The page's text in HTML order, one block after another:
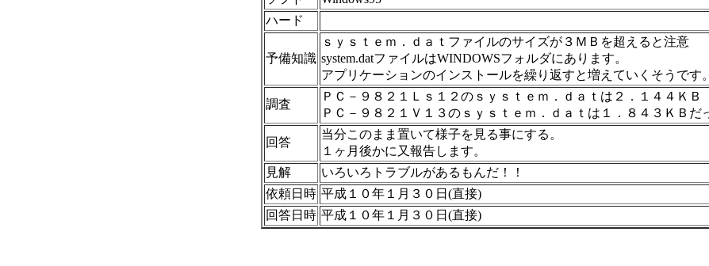
ハード
予備知識
ｓｙｓｔｅｍ．ｄａｔファイルのサイズが３ＭＢを超えると注意
system.datファイルはWINDOWSフォルダにあります。
アプリケーションのインストールを繰り返すと増えていくそうです。
調査
ＰＣ－９８２１Ｌｓ１２のｓｙｓｔｅｍ．ｄａｔは２．１４４ＫＢ
ＰＣ－９８２１Ｖ１３のｓｙｓｔｅｍ．ｄａｔは１．８４３ＫＢだ
回答
当分このまま置いて様子を見る事にする。
１ヶ月後かに又報告します。
見解
いろいろトラブルがあるもんだ！！
依頼日時 平成１０年１月３０日(直接)
回答日時 平成１０年１月３０日(直接)